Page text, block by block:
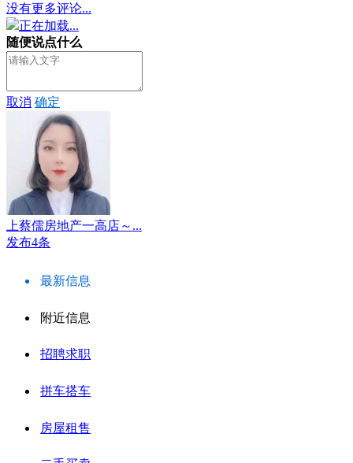
没有更多评论...
正在加载...
随便说点什么
取消 确定
上蔡儒房地产一高店～...
发布4条
最新信息
附近信息
招聘求职
拼车搭车
房屋租售